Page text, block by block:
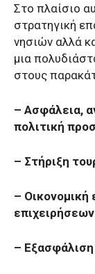
Στο πλαίσιο
στρατηγική
νησιών αλλά
μια
στους
– Ασφάλεια,
πολιτική
– Στήριξη
– Οικονομική
επιχειρήσεων
–